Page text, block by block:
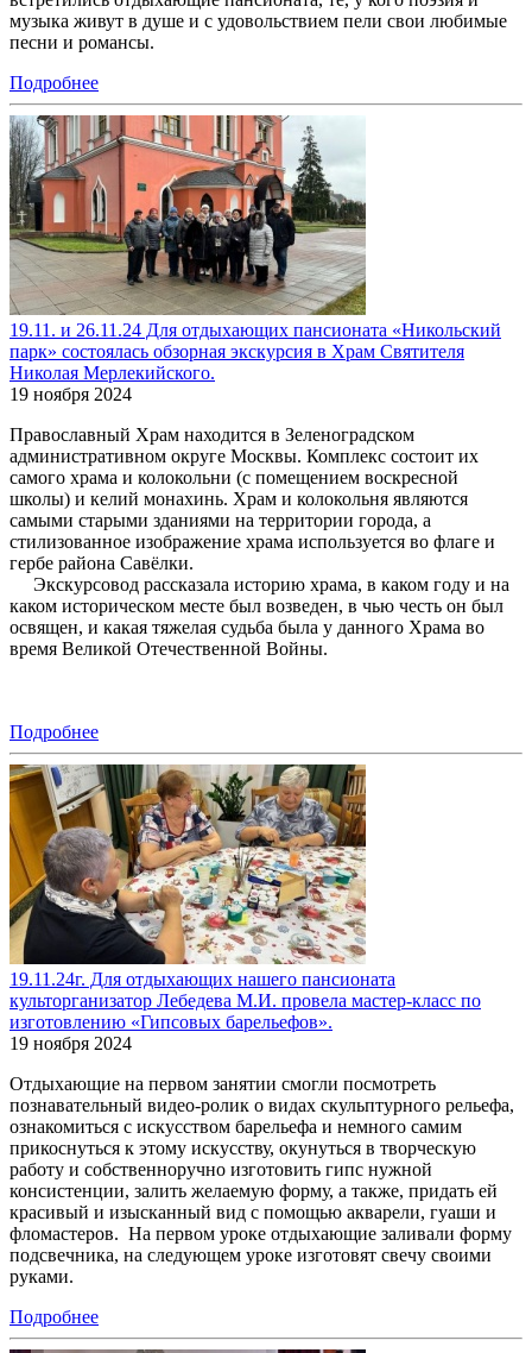
музыка живут в душе и с удовольствием пели свои любимые
песни и романсы.
Подробнее
19.11. и 26.11.24 Для отдыхающих пансионата «Никольский
парк» состоялась обзорная экскурсия в Храм Святителя
Николая Мерлекийского.
19 ноября 2024
Православный Храм находится в Зеленоградском
административном округе Москвы. Комплекс состоит их
самого храма и колокольни (с помещением воскресной
школы) и келий монахинь. Храм и колокольня являются
самыми старыми зданиями на территории города, а
стилизованное изображение храма используется во флаге и
гербе района Савёлки.
Экскурсовод рассказала историю храма, в каком году и на
каком историческом месте был возведен, в чью честь он был
освящен, и какая тяжелая судьба была у данного Храма во
время Великой Отечественной Войны.
Подробнее
19.11.24г. Для отдыхающих нашего пансионата
культорганизатор Лебедева М.И. провела мастер-класс по
изготовлению «Гипсовых барельефов».
19 ноября 2024
Отдыхающие на первом занятии смогли посмотреть
познавательный видео-ролик о видах скульптурного рельефа,
ознакомиться с искусством барельефа и немного самим
прикоснуться к этому искусству, окунуться в творческую
работу и собственноручно изготовить гипс нужной
консистенции, залить желаемую форму, а также, придать ей
красивый и изысканный вид с помощью акварели, гуаши и
фломастеров. На первом уроке отдыхающие заливали форму
подсвечника, на следующем уроке изготовят свечу своими
руками.
Подробнее